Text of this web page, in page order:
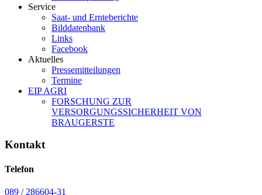
Service
Saat- und Ernteberichte
Bilddatenbank
Links
Facebook
Aktuelles
Pressemitteilungen
Termine
EIP AGRI
FORSCHUNG ZUR
VERSORGUNGSSICHERHEIT VON
BRAUGERSTE
Kontakt
Telefon
089 / 286604-31